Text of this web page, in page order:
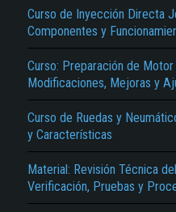
Curso de Inyección Directa
Componentes y
Curso: Preparación de
Modificaciones, Mejoras y
Curso de Ruedas y
y Características
Material: Revisión Técnica
Verificación, Pruebas y